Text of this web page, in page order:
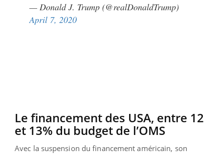
— Donald J. Trump (@realDonaldTrump)
April 7, 2020
Le financement des USA, entre 12
et 13% du budget de l’OMS
Avec la suspension du financement américain, son